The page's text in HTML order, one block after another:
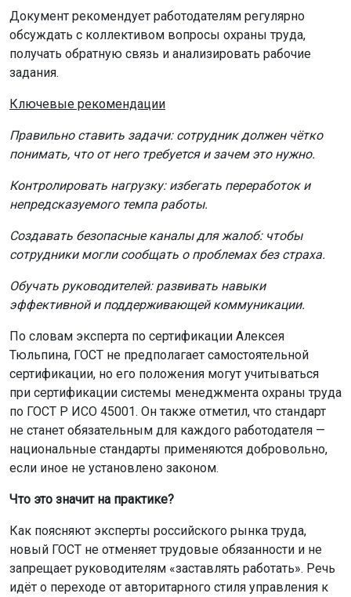
Документ рекомендует работодателям регулярно
обсуждать с коллективом вопросы охраны труда,
получать обратную связь и анализировать рабочие
задания.
Ключевые рекомендации
Правильно ставить задачи: сотрудник должен чётко
понимать, что от него требуется и зачем это нужно.
Контролировать нагрузку: избегать переработок и
непредсказуемого темпа работы.
Создавать безопасные каналы для жалоб: чтобы
сотрудники могли сообщать о проблемах без страха.
Обучать руководителей: развивать навыки
эффективной и поддерживающей коммуникации.
По словам эксперта по сертификации Алексея
Тюльпина, ГОСТ не предполагает самостоятельной
сертификации, но его положения могут учитываться
при сертификации системы менеджмента охраны труда
по ГОСТ Р ИСО 45001. Он также отметил, что стандарт
не станет обязательным для каждого работодателя —
национальные стандарты применяются добровольно,
если иное не установлено законом.
Что это значит на практике?
Как поясняют эксперты российского рынка труда,
новый ГОСТ не отменяет трудовые обязанности и не
запрещает руководителям «заставлять работать». Речь
идёт о переходе от авторитарного стиля управления к